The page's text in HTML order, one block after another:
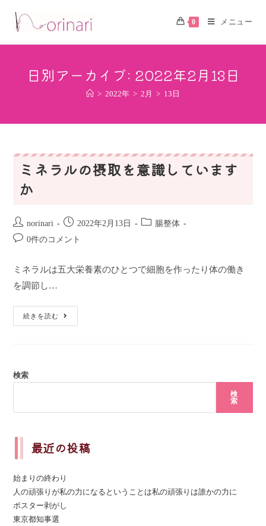
0 メニュー
日別アーカイブ: 2022年2月13日
> 2022年 > 2月 > 13日
ミネラルの摂取を意識しています
か
norinari 2022年2月13日
腸整体
0件のコメント
ミネラルは五大栄養素のひとつで細胞を作ったり体の働き
を調節し…
続きを読む
検索
検
索
最近の投稿
始まりの終わり
人の頑張りが私の力になるということは私の頑張りは誰かの力に
ポスター剥がし
東京都知事選